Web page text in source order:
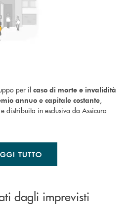
per il caso di morte e invalidità
annuo e capitale costante,
distribuita in esclusiva da Assicura
TUTTO
dagli imprevisti